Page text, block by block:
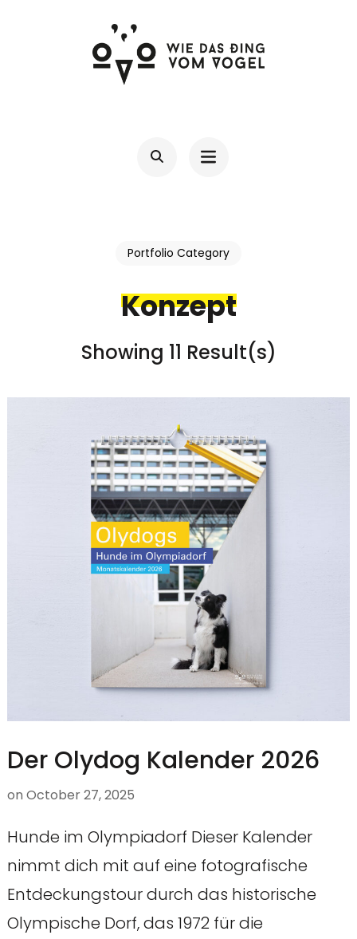
Portfolio Category
Konzept
Showing 11 Result(s)
Der Olydog Kalender 2026
on October 27, 2025
Hunde im Olympiadorf Dieser Kalender
nimmt dich mit auf eine fotografische
Entdeckungstour durch das historische
Olympische Dorf, das 1972 für die